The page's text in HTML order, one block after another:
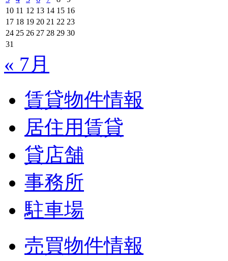
10 11 12 13 14 15 16
17 18 19 20 21 22 23
24 25 26 27 28 29 30
31
« 7月
賃貸物件情報
居住用賃貸
貸店舗
事務所
駐車場
売買物件情報